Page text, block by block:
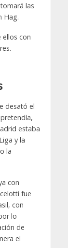
las
Hag.
ellos con
desató el
estaba
y la
la
con
fue
con
lo
de
el